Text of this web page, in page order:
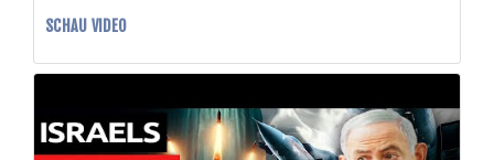
SCHAU VIDEO